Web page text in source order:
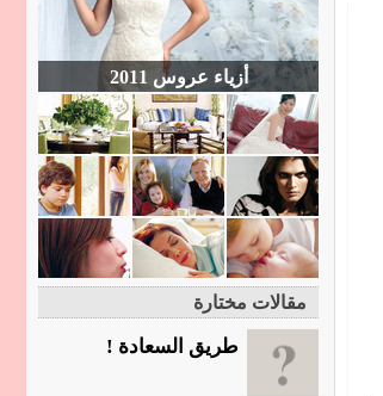
أزياء عروس 2011
مقالات مختارة
طريق السعادة !